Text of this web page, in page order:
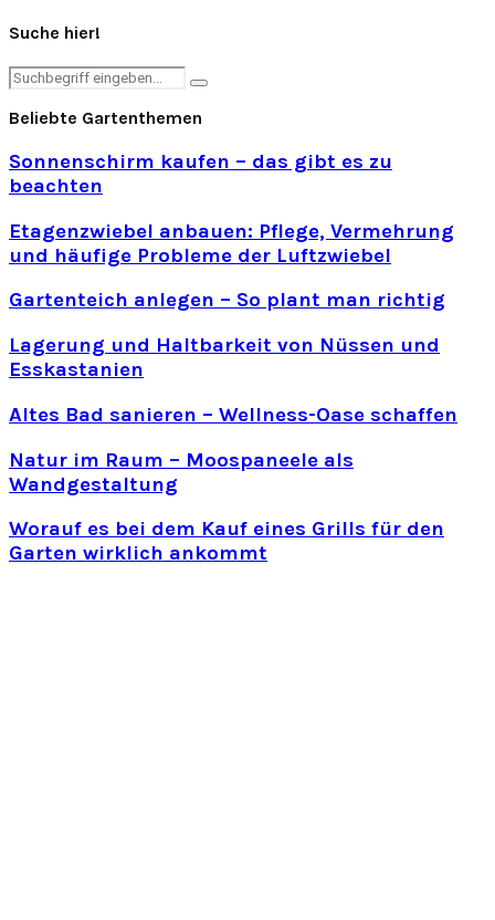
Suche hier!
Search
Search
Beliebte Gartenthemen
Sonnenschirm kaufen – das gibt es zu
beachten
Etagenzwiebel anbauen: Pflege, Vermehrung
und häufige Probleme der Luftzwiebel
Gartenteich anlegen – So plant man richtig
Lagerung und Haltbarkeit von Nüssen und
Esskastanien
Altes Bad sanieren – Wellness-Oase schaffen
Natur im Raum – Moospaneele als
Wandgestaltung
Worauf es bei dem Kauf eines Grills für den
Garten wirklich ankommt